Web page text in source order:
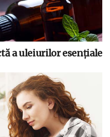
a uleiurilor esențiale